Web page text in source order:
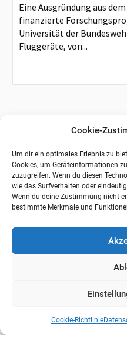
Cookie-
Um dir ein optimales Erlebnis zu
Cookies, um Geräteinformationen
zuzugreifen. Wenn du diesen
wie das Surfverhalten oder
Wenn du deine Zustimmung nicht
bestimmte Merkmale und
Cookie-Richtlinie
Eine Ausgründung aus
finanzierte
Universität der
Fluggeräte, von...